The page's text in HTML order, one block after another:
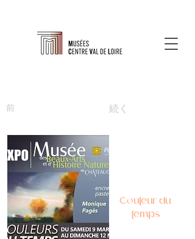
前 続く
Couleur du
temps